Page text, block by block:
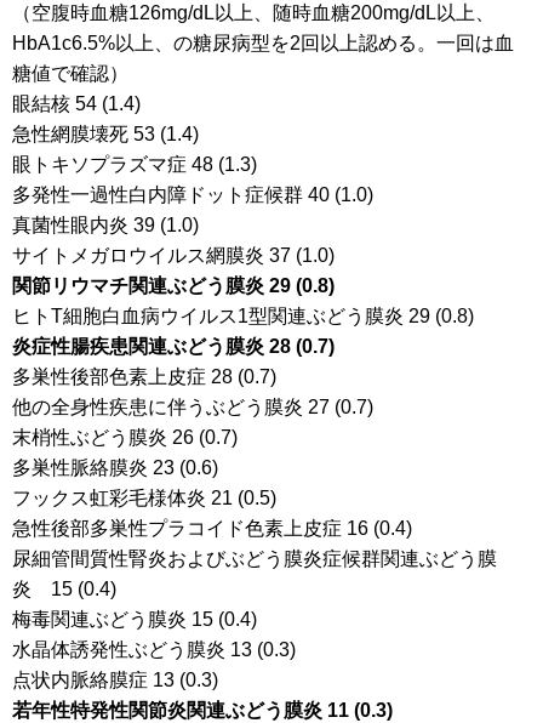
（空腹時血糖126mg/dL以上、随時血糖200mg/dL以上、
HbA1c6.5%以上、の糖尿病型を2回以上認める。一回は血
糖値で確認）
眼結核 54 (1.4)
急性網膜壊死 53 (1.4)
眼トキソプラズマ症 48 (1.3)
多発性一過性白内障ドット症候群 40 (1.0)
真菌性眼内炎 39 (1.0)
サイトメガロウイルス網膜炎 37 (1.0)
関節リウマチ関連ぶどう膜炎 29 (0.8)
ヒトT細胞白血病ウイルス1型関連ぶどう膜炎 29 (0.8)
炎症性腸疾患関連ぶどう膜炎 28 (0.7)
多巣性後部色素上皮症 28 (0.7)
他の全身性疾患に伴うぶどう膜炎 27 (0.7)
末梢性ぶどう膜炎 26 (0.7)
多巣性脈絡膜炎 23 (0.6)
フックス虹彩毛様体炎 21 (0.5)
急性後部多巣性プラコイド色素上皮症 16 (0.4)
尿細管間質性腎炎およびぶどう膜炎症候群関連ぶどう膜
炎 15 (0.4)
梅毒関連ぶどう膜炎 15 (0.4)
水晶体誘発性ぶどう膜炎 13 (0.3)
点状内脈絡膜症 13 (0.3)
若年性特発性関節炎関連ぶどう膜炎 11 (0.3)